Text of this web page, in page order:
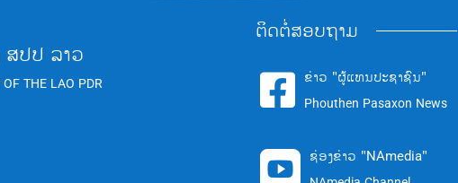
ສປປ ລາວ
THE LAO PDR
ຕິດຕໍ່ສອບຖາມ
 ຂ່າວ "ຜູ້ແທນປະຊາຊົນ"
Phouthen Pasaxon News
 ຊ່ອງຂ່າວ "NAmedia"